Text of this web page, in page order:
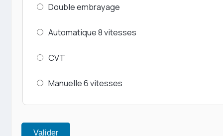
Double embrayage
Automatique 8 vitesses
CVT
Manuelle 6 vitesses
Valider